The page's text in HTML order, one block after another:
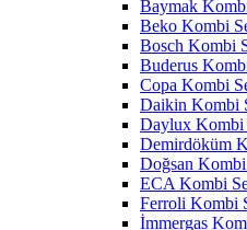
Baymak
Beko Kombi
Bosch Kombi
Buderus
Copa Kombi
Daikin Kombi
Daylux Kombi
Demirdöküm
Doğsan
ECA Kombi
Ferroli Kombi
İmmergas